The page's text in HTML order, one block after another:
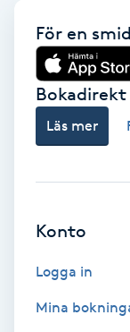
Brynfärgning
Brynplockning
Celluliter
Coachning
För en
Läs mer
Konto
Logga in
Mina